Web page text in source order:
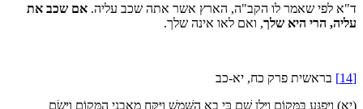
ד"א לפי שאמר לו הקב"ה, הארץ אשר אתה שכב עליה. אם שכב את
עליה, הרי היא שלך, ואם לאו אינה שלך.
[14]
בראשית פרק כח, יא-כב
(יא) וַיִּפְגַּע בַּמָּקוֹם וַיָּלֶן שָׁם כִּי בָא הַשֶּׁמֶשׁ וַיִּקַּח מֵאַבְנֵי הַמָּקוֹם וַיָּשֶׂם